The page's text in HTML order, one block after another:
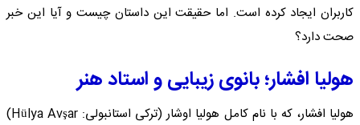
کاربران ایجاد کرده است. اما حقیقت این داستان چیست و آیا این خبر
صحت دارد؟
هولیا افشار؛ بانوی زیبایی و استاد هنر
هولیا افشار، که با نام کامل هولیا اوشار (ترکی استانبولی: Hülya Avşar)